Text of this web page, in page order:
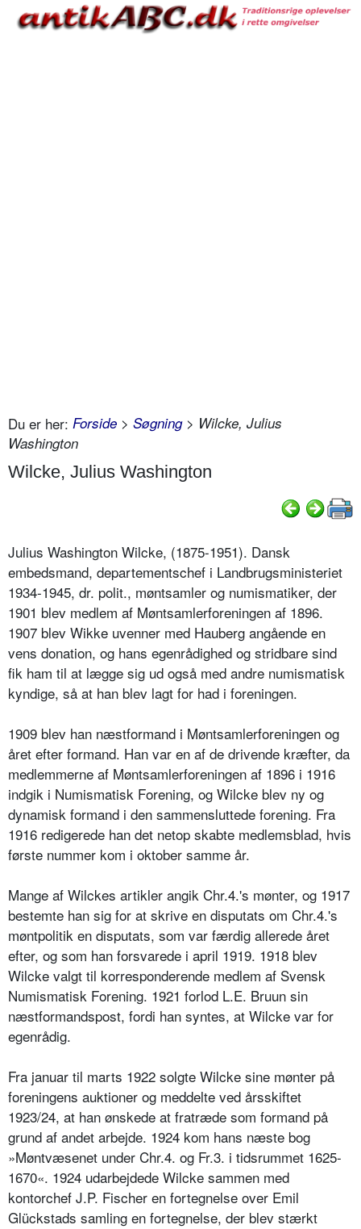
Du er her: Forside > Søgning> Wilcke, Julius
Washington
Wilcke, Julius Washington
Julius Washington Wilcke, (1875-1951). Dansk
embedsmand, departementschef i Landbrugsministeriet
1934-1945, dr. polit., møntsamler og numismatiker, der
1901 blev medlem af Møntsamlerforeningen af 1896.
1907 blev Wikke uvenner med Hauberg angående en
vens donation, og hans egenrådighed og stridbare sind
fik ham til at lægge sig ud også med andre numismatisk
kyndige, så at han blev lagt for had i foreningen.
1909 blev han næstformand i Møntsamlerforeningen og
året efter formand. Han var en af de drivende kræfter, da
medlemmerne af Møntsamlerforeningen af 1896 i 1916
indgik i Numismatisk Forening, og Wilcke blev ny og
dynamisk formand i den sammensluttede forening. Fra
1916 redigerede han det netop skabte medlemsblad, hvis
første nummer kom i oktober samme år.
Mange af Wilckes artikler angik Chr.4.'s mønter, og 1917
bestemte han sig for at skrive en disputats om Chr.4.'s
møntpolitik en disputats, som var færdig allerede året
efter, og som han forsvarede i april 1919. 1918 blev
Wilcke valgt til korresponderende medlem af Svensk
Numismatisk Forening. 1921 forlod L.E. Bruun sin
næstformandspost, fordi han syntes, at Wilcke var for
egenrådig.
Fra januar til marts 1922 solgte Wilcke sine mønter på
foreningens auktioner og meddelte ved årsskiftet
1923/24, at han ønskede at fratræde som formand på
grund af andet arbejde. 1924 kom hans næste bog
»Møntvæsenet under Chr.4. og Fr.3. i tidsrummet 1625-
1670«. 1924 udarbejdede Wilcke sammen med
kontorchef J.P. Fischer en fortegnelse over Emil
Glückstads samling en fortegnelse, der blev stærkt